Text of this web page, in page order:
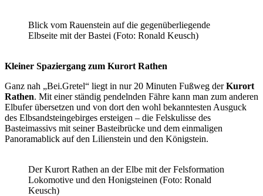
Blick vom Rauenstein auf die gegenüberliegende
Elbseite mit der Bastei (Foto: Ronald Keusch)
Kleiner Spaziergang zum Kurort Rathen
Ganz nah „Bei.Gretel“ liegt in nur 20 Minuten Fußweg derKurort
Rathen. Mit einer ständig pendelnden Fähre kann man zum anderen
Elbufer übersetzen und von dort den wohl bekanntesten Ausguck
des Elbsandsteingebirges ersteigen – die Felskulisse des
Basteimassivs mit seiner Basteibrücke und dem einmaligen
Panoramablick auf den Lilienstein und den Königstein.
Der Kurort Rathen an der Elbe mit der Felsformation
Lokomotive und den Honigsteinen (Foto: Ronald
Keusch)